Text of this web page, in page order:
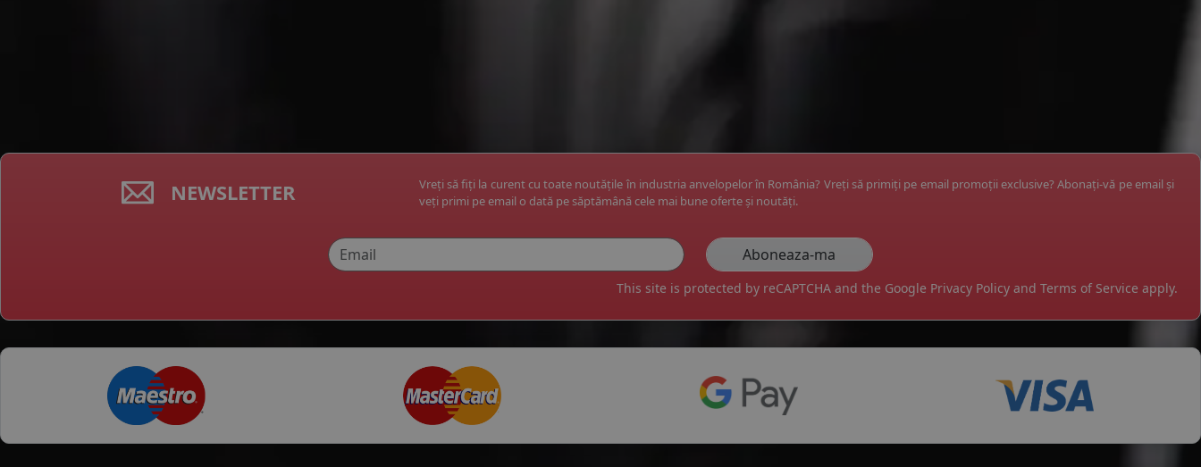
NEWSLETTER
Vreți să fiți la curent cu toate noutățile în industria anvelopelor în România? Vreți să primiți pe email promoții exclusive? Abonați-vă pe email și
veți primi pe email o dată pe săptămână cele mai bune oferte și noutăți.
This site is protected by reCAPTCHA and the Google Privacy Policy and Terms of Service apply.